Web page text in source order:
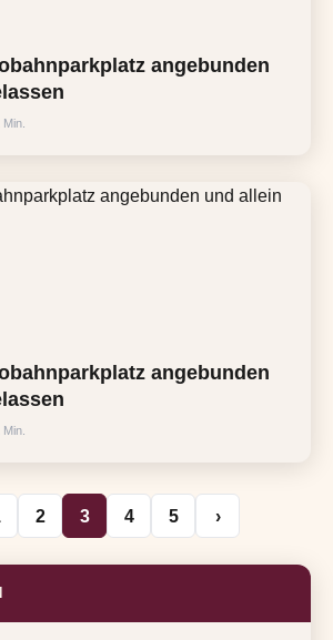
angebunden
Min.
angebunden
Min.
2 3 4 5 ›